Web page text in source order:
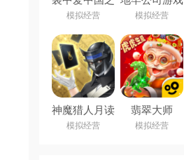
家游戏下载
(PocketLove
安装器)
模拟经营
下载
(Dungeon
Inc)
模拟经营
神魔猎人月读
最新版下载
(神魔猎人月
模拟经营
翡翠大师
2025最新版
本下载
模拟经营